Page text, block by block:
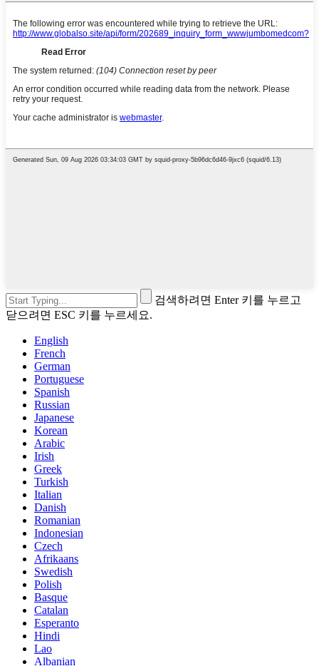
검색하려면 Enter 키를 누르고
닫으려면 ESC 키를 누르세요.
English
French
German
Portuguese
Spanish
Russian
Japanese
Korean
Arabic
Irish
Greek
Turkish
Italian
Danish
Romanian
Indonesian
Czech
Afrikaans
Swedish
Polish
Basque
Catalan
Esperanto
Hindi
Lao
Albanian